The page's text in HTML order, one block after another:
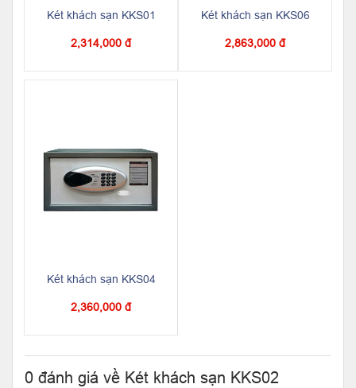
Két khách sạn KKS01
2,314,000 đ
Két khách sạn KKS06
2,863,000 đ
Két khách sạn KKS04
2,360,000 đ
0 đánh giá về Két khách sạn KKS02